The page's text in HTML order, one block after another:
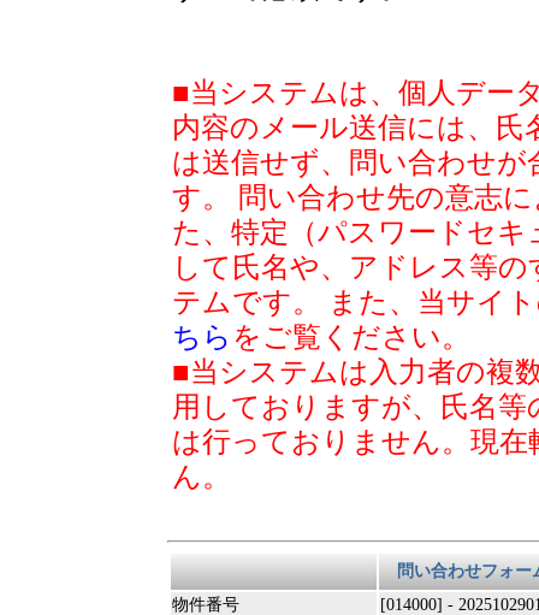
■当システムは、個人デー
内容のメール送信には、
は送信せず、問い合わせ
す。 問い合わせ先の意志
た、特定（パスワードセ
して氏名や、アドレス等
テムです。 また、当サイ
ちら をご覧ください。
■当システムは入力者の複
用しておりますが、氏名
は行っておりません。現
ん。
問い合わせフォー
物件番号
[014000] -